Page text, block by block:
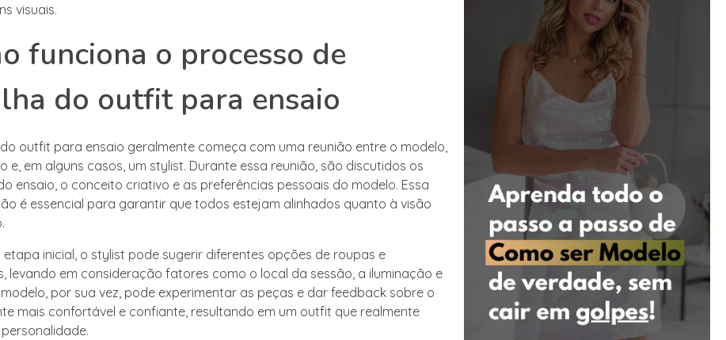
visuais.
funciona o processo de
do outfit para ensaio
outfit para ensaio geralmente começa com uma reunião entre o modelo,
e, em alguns casos, um stylist. Durante essa reunião, são discutidos os
ensaio, o conceito criativo e as preferências pessoais do modelo. Essa
é essencial para garantir que todos estejam alinhados quanto à visão
etapa inicial, o stylist pode sugerir diferentes opções de roupas e
levando em consideração fatores como o local da sessão, a iluminação e
por sua vez, pode experimentar as peças e dar feedback sobre o
mais confortável e confiante, resultando em um outfit que realmente